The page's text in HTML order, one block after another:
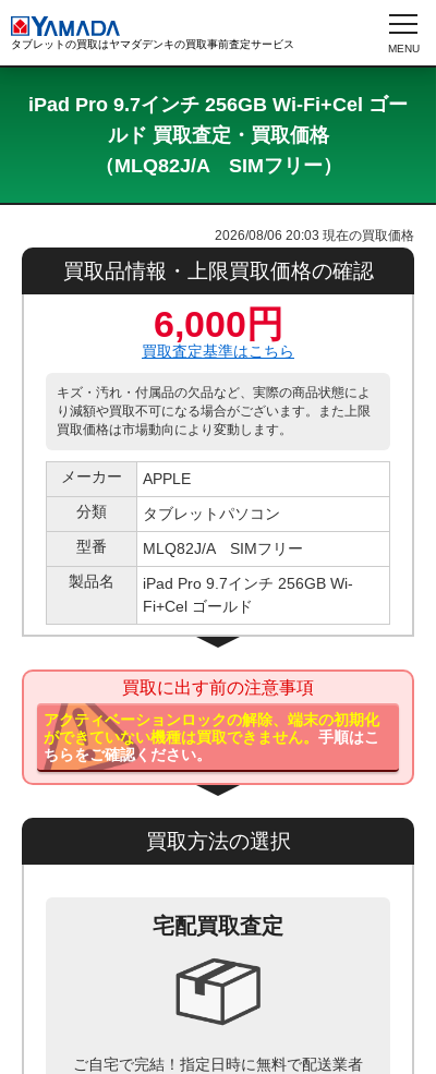
タブレットの買取はヤマダデンキの買取事前査定サービス
iPad Pro 9.7インチ 256GB Wi-Fi+Cel ゴー
ルド 買取査定・買取価格
（MLQ82J/A SIMフリー）
2026/08/06 20:03 現在の買取価格
買取品情報・上限買取価格の確認
6,000円
買取査定基準はこちら
キズ・汚れ・付属品の欠品など、実際の商品状態によ
り減額や買取不可になる場合がございます。また上限
買取価格は市場動向により変動します。
メーカー
APPLE
分類
タブレットパソコン
型番
MLQ82J/A SIMフリー
製品名
iPad Pro 9.7インチ 256GB Wi-
Fi+Cel ゴールド
買取に出す前の注意事項
アクティベーションロックの解除、端末の初期化
ができていない機種は買取できません。手順はこ
ちらをご確認ください。
買取方法の選択
宅配買取査定
ご自宅で完結！指定日時に無料で配送業者